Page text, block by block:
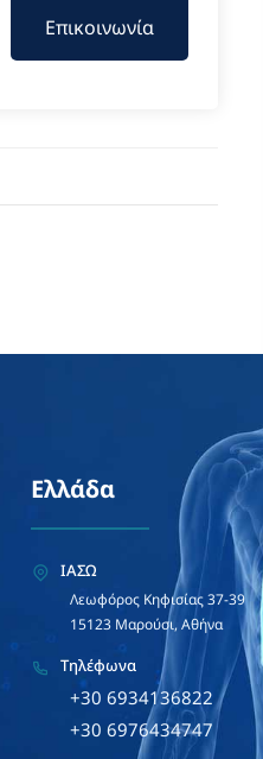
Επικοινωνία
Ελλάδα
ΙΑΣΩ
Λεωφόρος Κηφισίας 37-39
15123 Μαρούσι, Αθήνα
Τηλέφωνα
+30 6934136822
+30 6976434747